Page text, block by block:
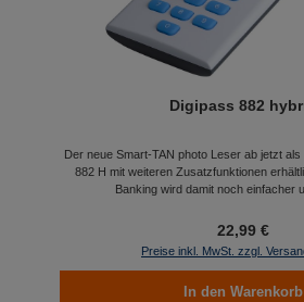
Digipass 882
Der neue Smart-TAN photo Leser ab jetzt
882 H mit weiteren Zusatzfunktionen
Banking wird damit noch einfacher
22,99 €
Preise inkl. MwSt. zzgl.
In den Warenkorb